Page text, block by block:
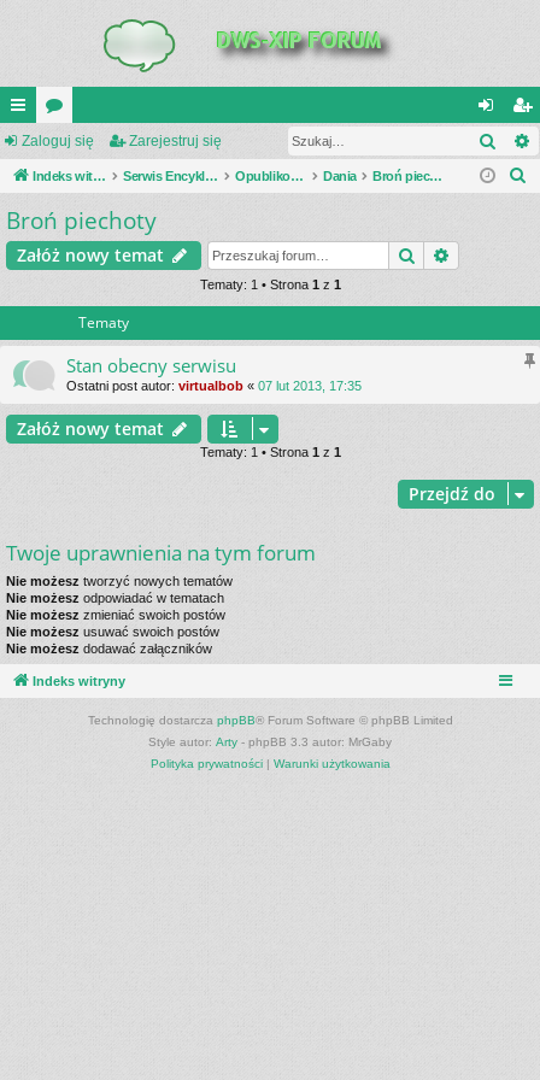
UI
C
K
_L
or
a
al
og
ar
ej
ę
Zaloguj się Zarejestruj się
Indeks witryny Serwis Encyklopedia Uzbrojenia Opublikowane zestawienia Dania Broń piechoty
j
Broń piechoty
Załóż nowy temat Szukaj
Tematy: 1 • Strona 1 z 1
Tematy
Stan obecny serwisu
Ostatni post autor: virtualbob « 07 lut 2013, 17:35
Załóż nowy temat
Tematy: 1 • Strona 1 z 1
Przejdź do
Twoje uprawnienia na tym forum
Nie możesz tworzyć nowych tematów
Nie możesz odpowiadać w tematach
Nie możesz zmieniać swoich postów
Nie możesz usuwać swoich postów
Nie możesz dodawać załączników
Indeks witryny
Technologię dostarcza phpBB® Forum Software © phpBB Limited
Style autor: Arty - phpBB 3.3 autor: MrGaby
Polityka prywatności| Warunki użytkowania